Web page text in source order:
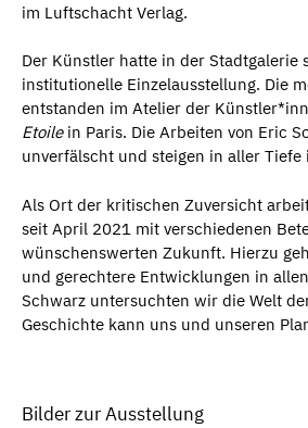
im Luftschacht Verlag.
Der Künstler hatte in der Stadtgalerie
institutionelle Einzelausstellung. Die
entstanden im Atelier der
Etoilein Paris. Die Arbeiten von Eric
unverfälscht und steigen in aller Tiefe
Als Ort der kritischen Zuversicht
seit April 2021 mit verschiedenen
wünschenswerten Zukunft. Hierzu
und gerechtere Entwicklungen in
Schwarz untersuchten wir die Welt
Geschichte kann uns und unseren
Bilder zur Ausstellung